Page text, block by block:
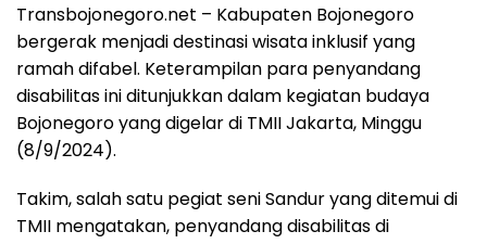
Transbojonegoro.net – Kabupaten Bojonegoro
bergerak menjadi destinasi wisata inklusif yang
ramah difabel. Keterampilan para penyandang
disabilitas ini ditunjukkan dalam kegiatan budaya
Bojonegoro yang digelar di TMII Jakarta, Minggu
(8/9/2024).
Takim, salah satu pegiat seni Sandur yang ditemui di
TMII mengatakan, penyandang disabilitas di